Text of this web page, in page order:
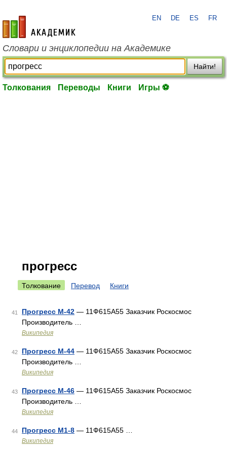
academic.ru
EN DE ES FR
Словари и энциклопедии на Академике
Найти!
Толкования Переводы Книги Игры ⚽
прогресс
Толкование Перевод Книги
41 Прогресс М-42 — 11Ф615А55 Заказчик Роскосмос
Производитель …
Википедия
42 Прогресс М-44 — 11Ф615А55 Заказчик Роскосмос
Производитель …
Википедия
43 Прогресс М-46 — 11Ф615А55 Заказчик Роскосмос
Производитель …
Википедия
44 Прогресс М1-8 — 11Ф615А55 …
Википедия